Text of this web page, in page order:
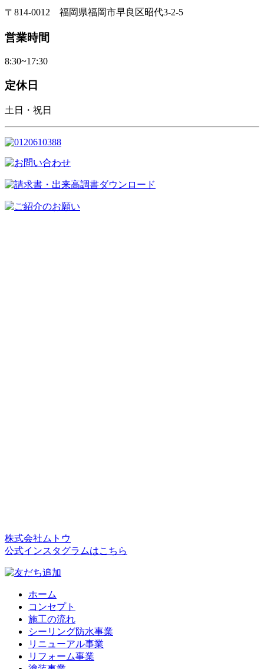
〒814-0012 福岡県福岡市早良区昭代3-2-5
営業時間
8:30~17:30
定休日
土日・祝日
株式会社ムトウ
公式インスタグラムはこちら
ホーム
コンセプト
施工の流れ
シーリング防水事業
リニューアル事業
リフォーム事業